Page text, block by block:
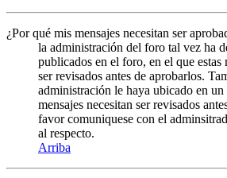
¿Por qué mis mensajes necesitan ser
la administración del foro tal vez ha
publicados en el foro, en el que estas
ser revisados antes de aprobarlos.
administración le haya ubicado en
mensajes necesitan ser revisados
favor comuniquese con el
al respecto.
Arriba